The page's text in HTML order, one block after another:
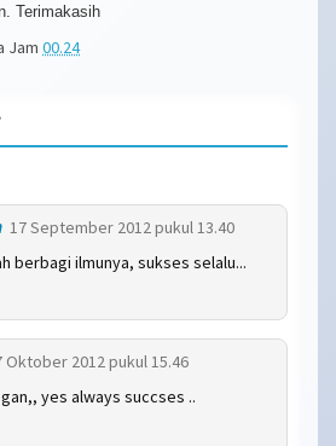
Terimakasih
Jam 00.24
17 September 2012 pukul 13.40
berbagi ilmunya, sukses selalu...
Oktober 2012 pukul 15.46
yes always succses ..